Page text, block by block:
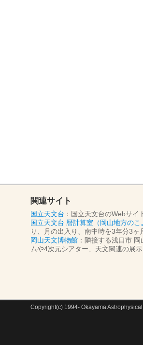
関連サイト
国立天文台 ：国立天文台のWebサイ
国立天文台 暦計算室（岡山地方のこ
り、月の出入り、南中時を3年分3ヶ
岡山天文博物館 ：隣接する浅口市
ムや4次元シアター、天文関連の展
Copyright(c) 1994- Okayama